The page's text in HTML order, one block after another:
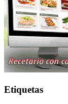
Etiquetas